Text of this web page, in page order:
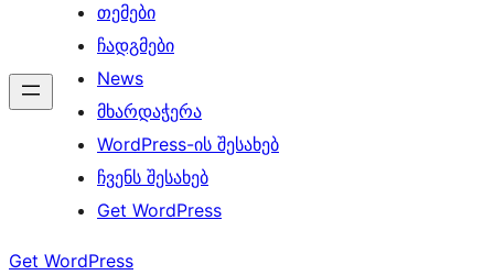
თემები
ჩადგმები
News
მხარდაჭერა
WordPress-ის შესახებ
ჩვენს შესახებ
Get WordPress
Get WordPress